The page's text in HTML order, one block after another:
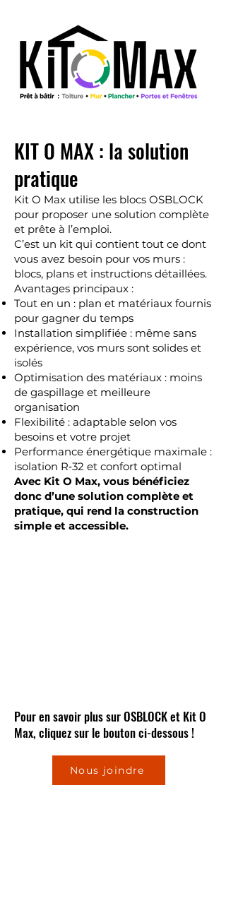
KIT O MAX : la solution
pratique
Kit O Max utilise les blocs OSBLOCK
pour proposer une solution complète
et prête à l’emploi.
C’est un kit qui contient tout ce dont
vous avez besoin pour vos murs :
blocs, plans et instructions détaillées.
Avantages principaux :
Tout en un : plan et matériaux fournis
pour gagner du temps
Installation simplifiée : même sans
expérience, vos murs sont solides et
isolés
Optimisation des matériaux : moins
de gaspillage et meilleure
organisation
Flexibilité : adaptable selon vos
besoins et votre projet
Performance énergétique maximale :
isolation R‑32 et confort optimal
Avec Kit O Max, vous bénéficiez
donc d’une solution complète et
pratique, qui rend la construction
simple et accessible.
Pour en savoir plus sur OSBLOCK et Kit O
Max, cliquez sur le bouton ci-dessous !
Nous joindre